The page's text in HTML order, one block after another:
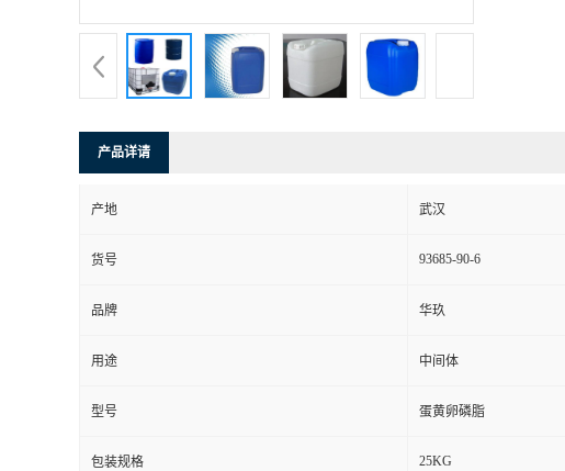
产品详请
产地 武汉
货号 93685-90-6
品牌 华玖
用途 中间体
型号 蛋黄卵磷脂
包装规格 25KG